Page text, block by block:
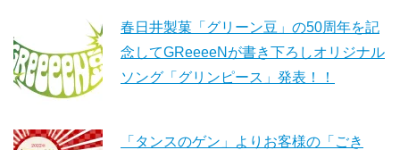
春日井製菓「グリーン豆」の50周年を記
念してGReeeeNが書き下ろしオリジナル
ソング「グリンピース」発表！！
「タンスのゲン」よりお客様の「ごき